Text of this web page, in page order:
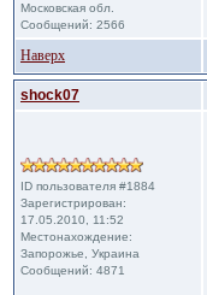
Московская обл.
Сообщений: 2566
Наверх
shock07
ID пользователя #1884
Зарегистрирован:
17.05.2010, 11:52
Местонахождение:
Запорожье, Украина
Сообщений: 4871